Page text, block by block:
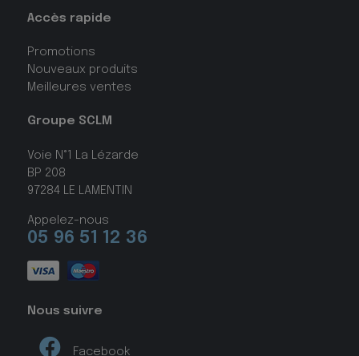
Accès rapide
Promotions
Nouveaux produits
Meilleures ventes
Groupe SCLM
Voie N°1 La Lézarde
BP 208
97284 LE LAMENTIN
Appelez-nous
05 96 51 12 36
Nous suivre
Facebook